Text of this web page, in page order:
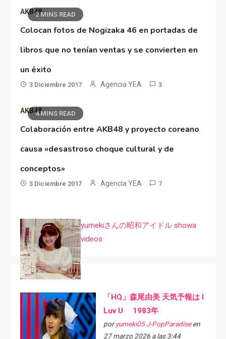
2 MINS READ
AKB48
Colocan fotos de Nogizaka 46 en portadas de
libros que no tenían ventas y se convierten en
un éxito
3 Diciembre 2017 Agencia YEA 3
4 MINS READ
AKB48
Colaboración entre AKB48 y proyecto coreano
causa «desastroso choque cultural y de
conceptos»
3 Diciembre 2017 Agencia YEA 7
yumekiさんの昭和アイドル showa
videos
「HQ」森尾由美 天気予報は I
Luv U 1983年
por yumeki05 J-PopParadiseen
27 marzo 2026 a las 3:44